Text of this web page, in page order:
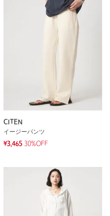
CITEN
イージーパンツ
¥3,465 30%OFF